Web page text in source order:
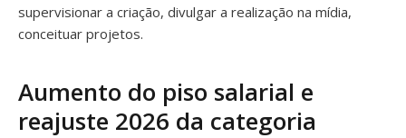
supervisionar a criação, divulgar a realização na mídia,
conceituar projetos.
Aumento do piso salarial e
reajuste 2026 da categoria